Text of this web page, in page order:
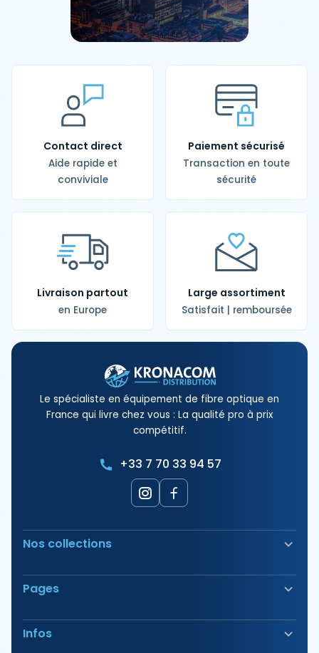
Contact direct
Aide rapide et
conviviale
Paiement sécurisé
Transaction en toute
sécurité
Livraison partout
en Europe
Large assortiment
Satisfait | remboursée
Le spécialiste en équipement de fibre optique en
France qui livre chez vous : La qualité pro à prix
compétitif.
+33 7 70 33 94 57
Nos collections
Soudeuse Fibre Optique
Sécurité & Balisage
Outillage
Tirage & Aiguillage
Pages
Nos Produits
Nos Offres
Infos